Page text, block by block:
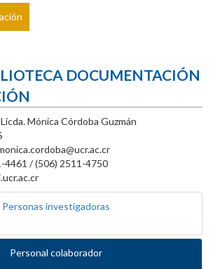
DOCUMENTACIÓN
Licda. Mónica Córdoba Guzmán
4461 / (506) 2511-4750
Personas investigadoras
Personal colaborador